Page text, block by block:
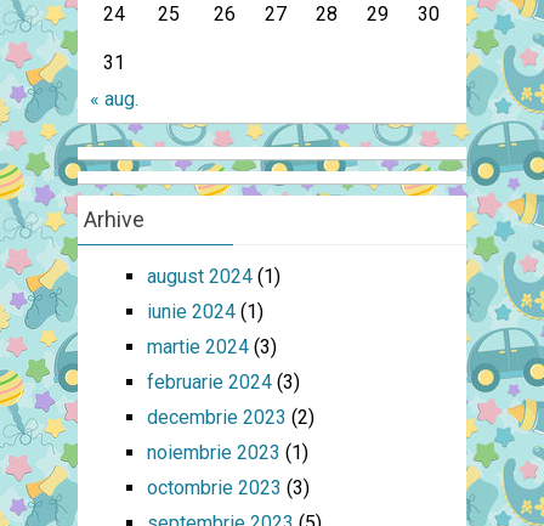
24 25 26 27 28 29 30
31
« aug.
Arhive
august 2024(1)
iunie 2024(1)
martie 2024(3)
februarie 2024(3)
decembrie 2023 (2)
noiembrie 2023 (1)
octombrie 2023 (3)